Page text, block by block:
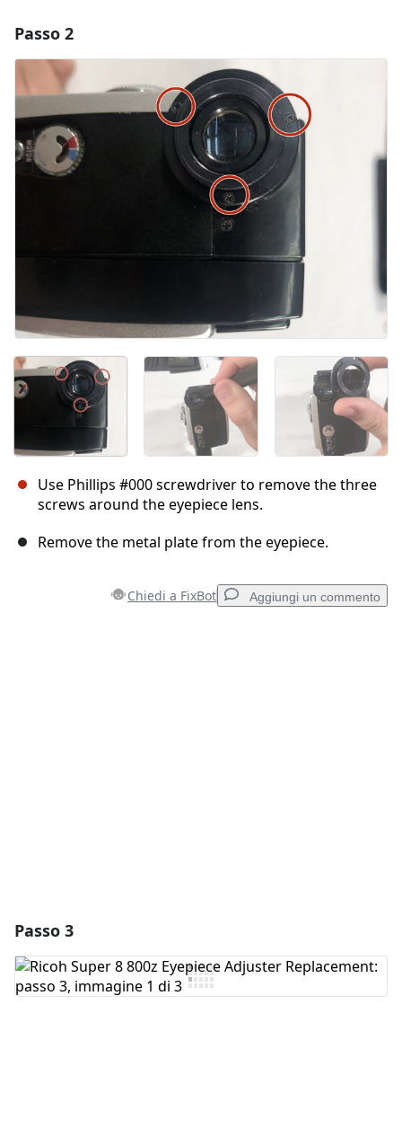
Aggiungi Commento
Annulla Pubblica commento
Passo 2
Use Phillips #000 screwdriver to remove the three
screws around the eyepiece lens.
Remove the metal plate from the eyepiece.
Chiedi a FixBot Aggiungi un commento
Passo 3